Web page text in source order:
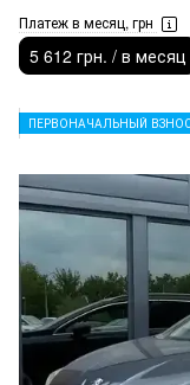
Платеж в месяц, грн
5 612 грн. / в месяц
ПЕРВОНАЧАЛЬНЫЙ ВЗНОС